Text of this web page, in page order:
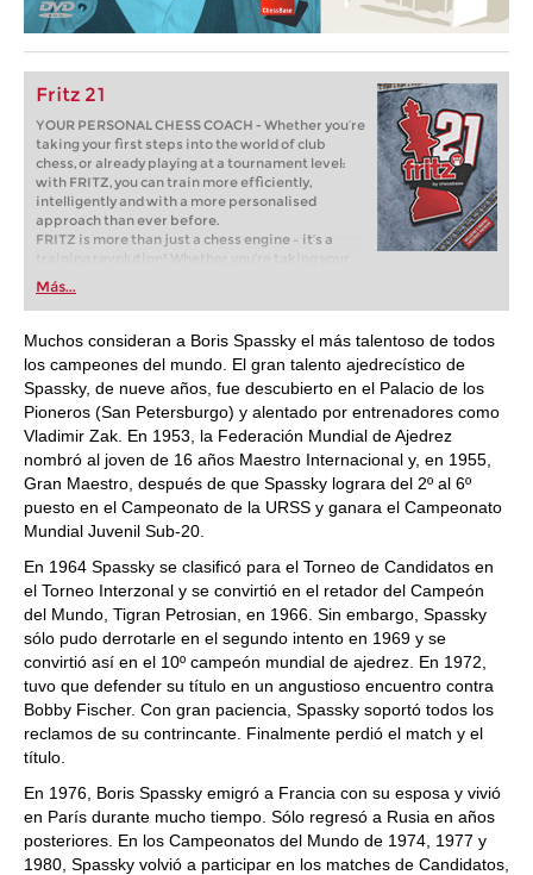
Fritz 21
YOUR PERSONAL CHESS COACH - Whether you’re
taking your first steps into the world of club
chess, or already playing at a tournament level:
with FRITZ, you can train more efficiently,
intelligently and with a more personalised
approach than ever before.
FRITZ is more than just a chess engine – it’s a
training revolution! Whether you’re taking your
first steps into the world of club chess, or already
playing at a tournament level: with FRITZ, you can
train more efficiently, intelligently and with a
more personalised approach than ever before.
Más...
Muchos consideran a Boris Spassky el más talentoso de todos
los campeones del mundo. El gran talento ajedrecístico de
Spassky, de nueve años, fue descubierto en el Palacio de los
Pioneros (San Petersburgo) y alentado por entrenadores como
Vladimir Zak. En 1953, la Federación Mundial de Ajedrez
nombró al joven de 16 años Maestro Internacional y, en 1955,
Gran Maestro, después de que Spassky lograra del 2º al 6º
puesto en el Campeonato de la URSS y ganara el Campeonato
Mundial Juvenil Sub-20.
En 1964 Spassky se clasificó para el Torneo de Candidatos en
el Torneo Interzonal y se convirtió en el retador del Campeón
del Mundo, Tigran Petrosian, en 1966. Sin embargo, Spassky
sólo pudo derrotarle en el segundo intento en 1969 y se
convirtió así en el 10º campeón mundial de ajedrez. En 1972,
tuvo que defender su título en un angustioso encuentro contra
Bobby Fischer. Con gran paciencia, Spassky soportó todos los
reclamos de su contrincante. Finalmente perdió el match y el
título.
En 1976, Boris Spassky emigró a Francia con su esposa y vivió
en París durante mucho tiempo. Sólo regresó a Rusia en años
posteriores. En los Campeonatos del Mundo de 1974, 1977 y
1980, Spassky volvió a participar en los matches de Candidatos,